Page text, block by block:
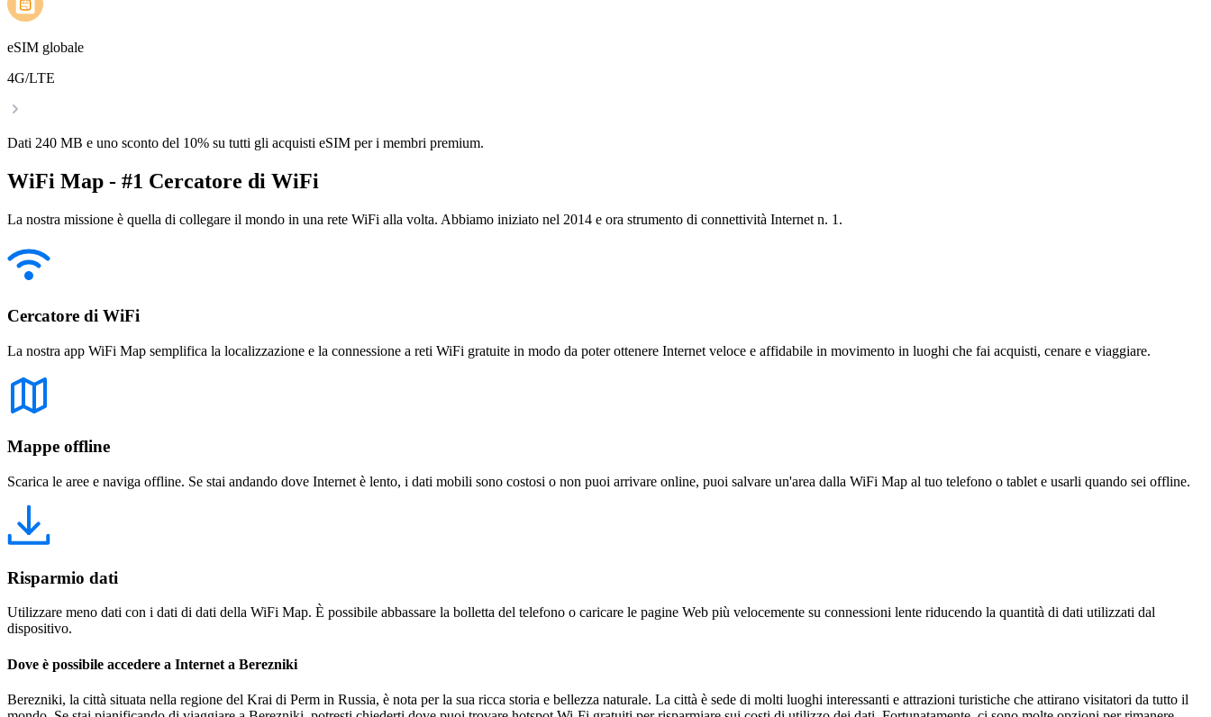
eSIM globale
4G/LTE
Dati 240 MB e uno sconto del 10% su tutti gli acquisti eSIM per i membri premium.
WiFi Map - #1 Cercatore di WiFi
La nostra missione è quella di collegare il mondo in una rete WiFi alla volta. Abbiamo iniziato nel 2014 e ora strumento di connettività Internet n. 1.
Cercatore di WiFi
La nostra app WiFi Map semplifica la localizzazione e la connessione a reti WiFi gratuite in modo da poter ottenere Internet veloce e affidabile in movimento in luoghi che fai acquisti, cenare e viaggiare.
Mappe offline
Scarica le aree e naviga offline. Se stai andando dove Internet è lento, i dati mobili sono costosi o non puoi arrivare online, puoi salvare un'area dalla WiFi Map al tuo telefono o tablet e usarli quando sei offline.
Risparmio dati
Utilizzare meno dati con i dati di dati della WiFi Map. È possibile abbassare la bolletta del telefono o caricare le pagine Web più velocemente su connessioni lente riducendo la quantità di dati utilizzati dal
dispositivo.
Dove è possibile accedere a Internet a Berezniki
Berezniki, la città situata nella regione del Krai di Perm in Russia, è nota per la sua ricca storia e bellezza naturale. La città è sede di molti luoghi interessanti e attrazioni turistiche che attirano visitatori da tutto il